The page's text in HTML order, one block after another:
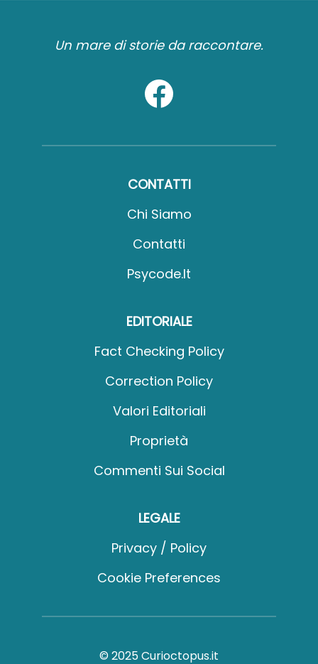
Un mare di storie da raccontare.
CONTATTI
Chi Siamo
Contatti
Psycode.it
EDITORIALE
Fact Checking Policy
Correction Policy
Valori Editoriali
Proprietà
Commenti Sui Social
LEGALE
Privacy / Policy
Cookie Preferences
© 2025 Curioctopus.it